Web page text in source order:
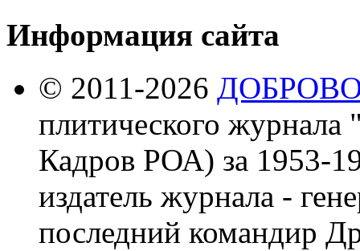
Информация сайта
© 2011-2026
плитического
Кадров РОА) за 1953-
издатель журнала -
последний командир